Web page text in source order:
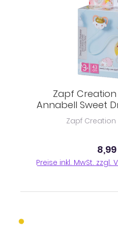
Zapf Creation
Annabell Sweet
43
Zapf Creation
Preise inkl. MwSt. zzgl.